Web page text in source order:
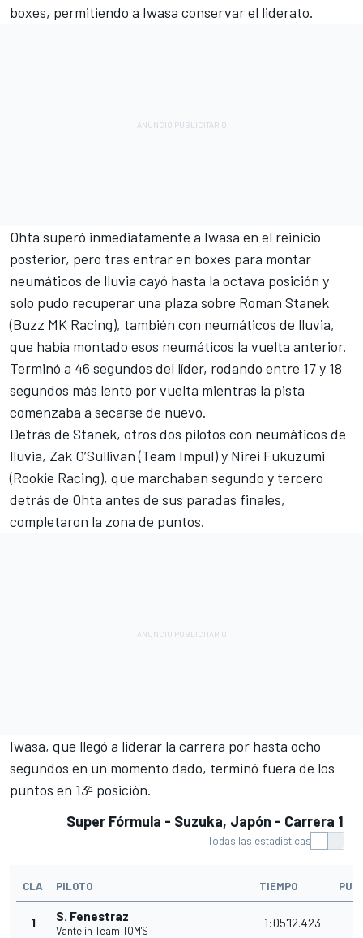
boxes, permitiendo a Iwasa conservar el liderato.
Ohta superó inmediatamente a Iwasa en el reinicio
posterior, pero tras entrar en boxes para montar
neumáticos de lluvia cayó hasta la octava posición y
solo pudo recuperar una plaza sobre Roman Stanek
(Buzz MK Racing), también con neumáticos de lluvia,
que había montado esos neumáticos la vuelta anterior.
Terminó a 46 segundos del líder, rodando entre 17 y 18
segundos más lento por vuelta mientras la pista
comenzaba a secarse de nuevo.
Detrás de Stanek, otros dos pilotos con neumáticos de
lluvia, Zak O’Sullivan (Team Impul) y Nirei Fukuzumi
(Rookie Racing), que marchaban segundo y tercero
detrás de Ohta antes de sus paradas finales,
completaron la zona de puntos.
Iwasa, que llegó a liderar la carrera por hasta ocho
segundos en un momento dado, terminó fuera de los
puntos en 13ª posición.
Super Fórmula - Suzuka, Japón - Carrera 1
Todas las estadísticas
CLA PILOTO TIEMPO
1 S. Fenestraz
Vantelin Team TOM'S
1:05'12.423